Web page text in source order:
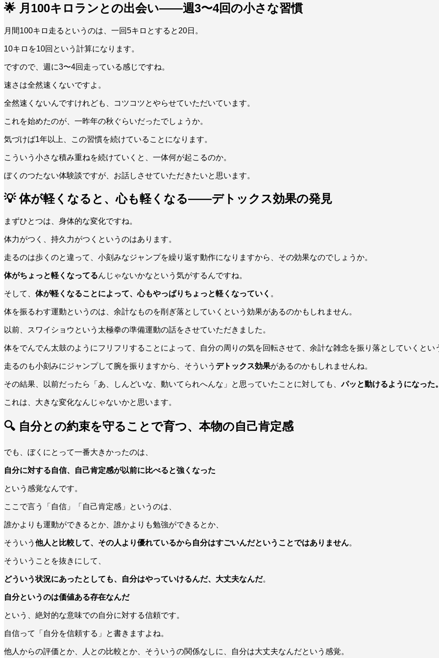
🌟 月100キロランとの出会い——週3〜4回の小さな習慣
月間100キロ走るというのは、一回5キロとすると20日。
10キロを10回という計算になります。
ですので、週に3〜4回走っている感じですね。
速さは全然速くないですよ。
全然速くないんですけれども、コツコツとやらせていただいています。
これを始めたのが、一昨年の秋ぐらいだったでしょうか。
気づけば1年以上、この習慣を続けていることになります。
こういう小さな積み重ねを続けていくと、一体何が起こるのか。
ぼくのつたない体験談ですが、お話しさせていただきたいと思います。
💡 体が軽くなると、心も軽くなる——デトックス効果の発見
まずひとつは、身体的な変化ですね。
体力がつく、持久力がつくというのはあります。
走るのは歩くのと違って、小刻みなジャンプを繰り返す動作になりますから、その効果なのでしょうか。
体がちょっと軽くなってるんじゃないかなという気がするんですね。
そして、 体が軽くなることによって、心もやっぱりちょっと軽くなっていく 。
体を振るわす運動というのは、余計なものを削ぎ落としていくという効果があるのかもしれません。
以前、スワイショウという太極拳の準備運動の話をさせていただきました。
体をでんでん太鼓のようにフリフリすることによって、自分の周りの気を回転させて、余計な雑念を振り落としていくとい
走るのも小刻みにジャンプして腕を振りますから、そういう デトックス効果があるのかもしれませんね。
その結果、以前だったら「あ、しんどいな、動いてられへんな」と思っていたことに対しても、パッと動けるようになった。
これは、大きな変化なんじゃないかと思います。
🔍 自分との約束を守ることで育つ、本物の自己肯定感
でも、ぼくにとって一番大きかったのは、
自分に対する自信、自己肯定感が以前に比べると強くなった
という感覚なんです。
ここで言う「自信」「自己肯定感」というのは、
誰かよりも運動ができるとか、誰かよりも勉強ができるとか、
そういう 他人と比較して、その人より優れているから自分はすごいんだということではありません。
そういうことを抜きにして、
どういう状況にあったとしても、自分はやっていけるんだ、大丈夫なんだ。
自分というのは価値ある存在なんだ
という、絶対的な意味での自分に対する信頼です。
自信って「自分を信頼する」と書きますよね。
他人からの評価とか、人との比較とか、そういうの関係なしに、自分は大丈夫なんだという感覚。